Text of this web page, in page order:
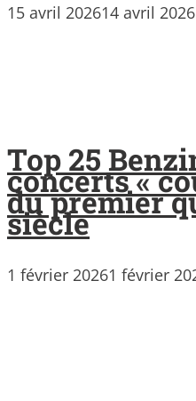
15 avril 202614 avril 2026
Top 25
concerts «
du premier
siècle
1 février 20261 février